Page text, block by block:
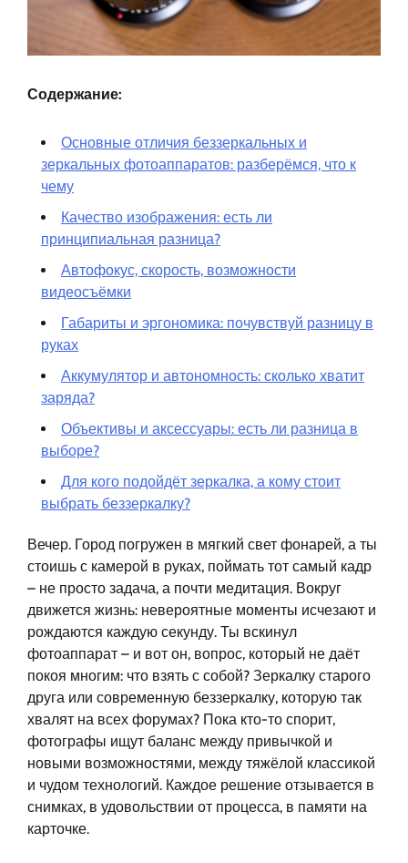
Содержание:
Основные отличия беззеркальных и
зеркальных фотоаппаратов: разберёмся, что к
чему
Качество изображения: есть ли
принципиальная разница?
Автофокус, скорость, возможности
видеосъёмки
Габариты и эргономика: почувствуй разницу в
руках
Аккумулятор и автономность: сколько хватит
заряда?
Объективы и аксессуары: есть ли разница в
выборе?
Для кого подойдёт зеркалка, а кому стоит
выбрать беззеркалку?
Вечер. Город погружен в мягкий свет фонарей, а ты
стоишь с камерой в руках, поймать тот самый кадр
– не просто задача, а почти медитация. Вокруг
движется жизнь: невероятные моменты исчезают и
рождаются каждую секунду. Ты вскинул
фотоаппарат – и вот он, вопрос, который не даёт
покоя многим: что взять с собой? Зеркалку старого
друга или современную беззеркалку, которую так
хвалят на всех форумах? Пока кто-то спорит,
фотографы ищут баланс между привычкой и
новыми возможностями, между тяжёлой классикой
и чудом технологий. Каждое решение отзывается в
снимках, в удовольствии от процесса, в памяти на
карточке.